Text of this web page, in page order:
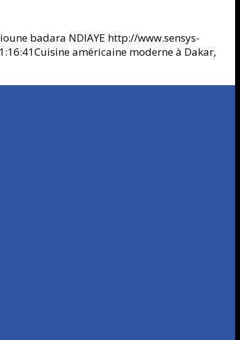
badara NDIAYE http://www.sensys-
Cuisine américaine moderne à Dakar,